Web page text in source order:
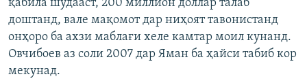
қабила шудааст, 200 миллион доллар талаб
доштанд, вале мақомот дар ниҳоят тавонистанд
онҳоро ба ахзи маблағи хеле камтар моил кунанд.
Овчибоев аз соли 2007 дар Яман ба ҳайси табиб кор
мекунад.